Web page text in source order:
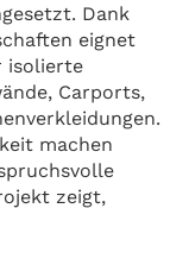
Dank
eignet
isolierte
Carports,
machen
zeigt,